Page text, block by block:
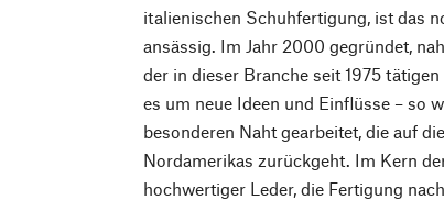
italienischen Schuhfertigung, ist das
ansässig. Im Jahr 2000 gegründet,
der in dieser Branche seit 1975
es um neue Ideen und Einflüsse – so
besonderen Naht gearbeitet, die auf
Nordamerikas zurückgeht. Im Kern
hochwertiger Leder, die Fertigung